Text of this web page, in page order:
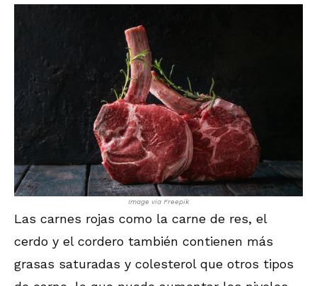
Image via Freepik
Las carnes rojas como la carne de res, el
cerdo y el cordero también contienen más
grasas saturadas y colesterol que otros tipos